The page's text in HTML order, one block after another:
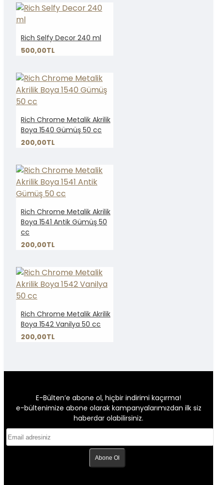
Rich Selfy Decor 240 ml
500,00TL
Rich Chrome Metalik Akrilik
Boya 1540 Gümüş 50 cc
200,00TL
Rich Chrome Metalik Akrilik
Boya 1541 Antik Gümüş 50
cc
200,00TL
Rich Chrome Metalik Akrilik
Boya 1542 Vanilya 50 cc
200,00TL
E-Bülten’e abone ol, hiçbir indirimi kaçırma!
e-bültenimize abone olarak kampanyalarımızdan ilk siz
haberdar olabilirsiniz.
Abone Ol